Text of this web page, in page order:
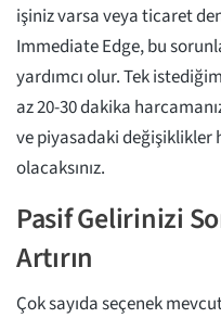
işiniz varsa veya ticaret
Immediate Edge, bu
yardımcı olur. Tek
az 20-30 dakika
ve piyasadaki değişiklikler
olacaksınız.
Pasif Gelirinizi
Artırın
Çok sayıda seçenek